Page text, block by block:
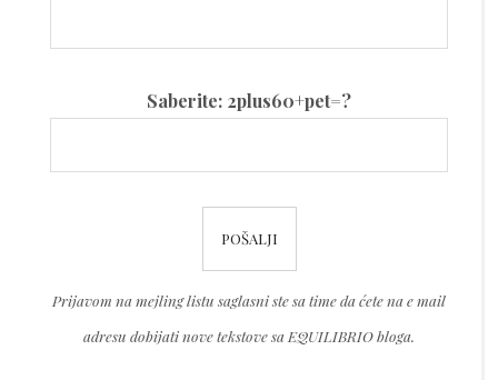
leave
Saberite: 2plus60+pet=?
field
empty.
Prijavom na mejling listu saglasni ste sa time da ćete na e mail
adresu dobijati nove tekstove sa EQUILIBRIO bloga.